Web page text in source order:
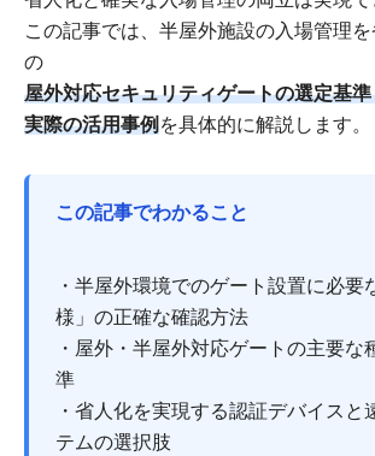
この記事では、半屋外施設の入場管理
の
屋外対応セキュリティゲートの選定基
実際の活用事例を具体的に解説します。
この記事でわかること
・半屋外環境でのゲート設置に必要
様」の正確な確認方法
・屋外・半屋外対応ゲートの主要な
準
・省人化を実現する認証デバイスと
テムの選択肢